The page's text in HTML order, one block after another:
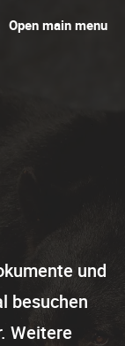
Open main menu
und
besuchen
Weitere